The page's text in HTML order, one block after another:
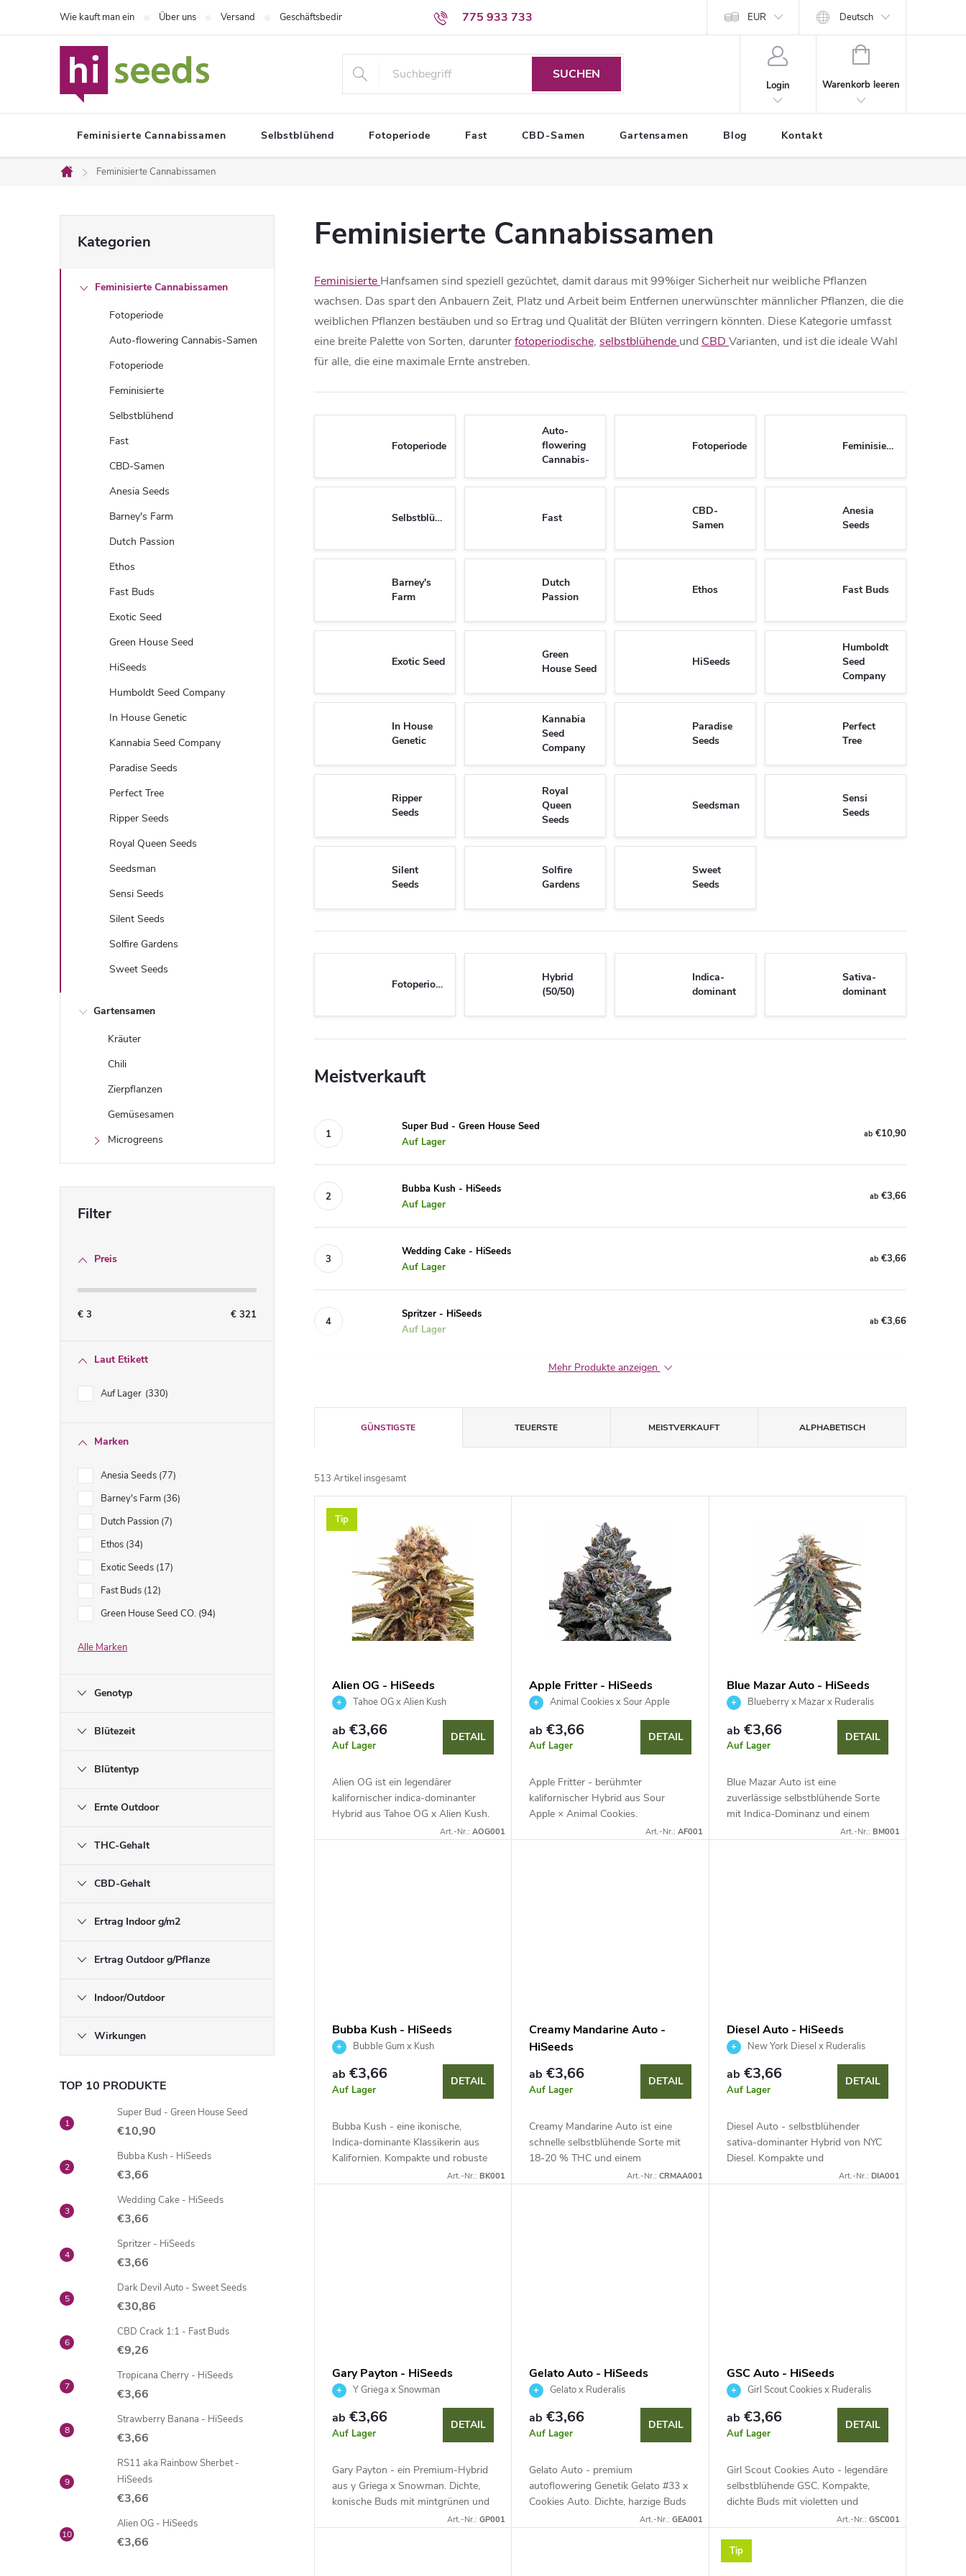
775 933 733
Wie kauft man ein Über uns Versand Geschäftsbedingungen Bedingungen zum Schutz personenbezogener Daten EUR Deutsch
SUCHEN
Login
WARENKORB
Warenkorb leeren
Feminisierte Cannabissamen Selbstblühend Fotoperiode Fast CBD-Samen Gartensamen Blog Kontakt
Startseite
Feminisierte Cannabissamen
e
überspringen
Kategorien
Feminisierte Cannabissamen
Fotoperiode
Auto-flowering Cannabis-Samen
Fotoperiode
Feminisierte
Selbstblühend
Fast
CBD-Samen
Anesia Seeds
Barney's Farm
Dutch Passion
Ethos
Fast Buds
Exotic Seed
Green House Seed
HiSeeds
Humboldt Seed Company
In House Genetic
Kannabia Seed Company
Paradise Seeds
Perfect Tree
Ripper Seeds
Royal Queen Seeds
Seedsman
Sensi Seeds
Silent Seeds
Solfire Gardens
Sweet Seeds
Gartensamen
Kräuter
Chili
Zierpflanzen
Gemüsesamen
Microgreens
Preis
€ 3 € 321
Laut Etikett
Auf Lager 330
Marken
Anesia Seeds 77
Barney's Farm 36
Dutch Passion 7
Ethos 34
Exotic Seeds 17
Fast Buds 12
Green House Seed CO. 94
Alle Marken
Genotyp
Blütezeit
Blütentyp
Ernte Outdoor
THC-Gehalt
CBD-Gehalt
Ertrag Indoor g/m2
Ertrag Outdoor g/Pflanze
Indoor/Outdoor
Wirkungen
TOP 10 PRODUKTE
Super Bud - Green House Seed
€10,90
Bubba Kush - HiSeeds
€3,66
Wedding Cake - HiSeeds
€3,66
Spritzer - HiSeeds
€3,66
Dark Devil Auto - Sweet Seeds
€30,86
CBD Crack 1:1 - Fast Buds
€9,26
Tropicana Cherry - HiSeeds
€3,66
Strawberry Banana - HiSeeds
€3,66
RS11 aka Rainbow Sherbet -
HiSeeds
€3,66
Alien OG - HiSeeds
€3,66
Feminisierte Cannabissamen
Feminisierte Hanfsamen sind speziell gezüchtet, damit daraus mit 99%iger Sicherheit nur weibliche Pflanzen
wachsen. Das spart den Anbauern Zeit, Platz und Arbeit beim Entfernen unerwünschter männlicher Pflanzen, die die
weiblichen Pflanzen bestäuben und so Ertrag und Qualität der Blüten verringern könnten. Diese Kategorie umfasst
eine breite Palette von Sorten, darunterfotoperiodische, selbstblühende und CBD Varianten, und ist die ideale Wahl
für alle, die eine maximale Ernte anstreben.
Fotoperiode
Auto-
flowering
Cannabis-
Samen
Fotoperiode Feminisierte
Selbstblühend Fast
CBD-
Samen
Anesia
Seeds
Barney's
Farm
Dutch
Passion
Ethos Fast Buds
Exotic Seed
Green
House Seed
HiSeeds
Humboldt
Seed
Company
In House
Genetic
Kannabia
Seed
Company
Paradise
Seeds
Perfect
Tree
Ripper
Seeds
Royal
Queen
Seeds
Seedsman
Sensi
Seeds
Silent
Seeds
Solfire
Gardens
Sweet
Seeds
Fotoperiodisch
Hybrid
(50/50)
Indica-
dominant
Sativa-
dominant
Meistverkauft
Super Bud - Green House Seed
Auf Lager
ab €10,90
Bubba Kush - HiSeeds
Auf Lager
ab €3,66
Wedding Cake - HiSeeds
Auf Lager
ab €3,66
Spritzer - HiSeeds
Auf Lager
ab €3,66
Mehr Produkte anzeigen
r
o
d
GÜNSTIGSTE TEUERSTE MEISTVERKAUFT ALPHABETISCH
513 Artikel insgesamt
L
r
Tip
Alien OG - HiSeeds
Tahoe OG x Alien Kush
ab €3,66
Auf Lager
DETAIL
Alien OG ist ein legendärer
kalifornischer indica-dominanter
Hybrid aus Tahoe OG x Alien Kush.
Kompakte, widerstandsfähige
Art.-Nr.:AOG001
Apple Fritter - HiSeeds
Animal Cookies x Sour Apple
ab €3,66
Auf Lager
DETAIL
Apple Fritter - berühmter
kalifornischer Hybrid aus Sour
Apple × Animal Cookies.
Ausgewogene Genetik mit hohem
Art.-Nr.: AF001
Blue Mazar Auto - HiSeeds
Blueberry x Mazar x Ruderalis
ab €3,66
Auf Lager
DETAIL
Blue Mazar Auto ist eine
zuverlässige selbstblühende Sorte
mit Indica-Dominanz und einem
THC-Gehalt von bis zu 23 %. Dank
Art.-Nr.: BM001
Bubba Kush - HiSeeds
Bubble Gum x Kush
ab €3,66
Auf Lager
DETAIL
Bubba Kush - eine ikonische,
Indica-dominante Klassikerin aus
Kalifornien. Kompakte und robuste
Pflanze, dichte harzige Blüten mit
Art.-Nr.:BK001
Creamy Mandarine Auto -
HiSeeds
ab €3,66
Auf Lager
DETAIL
Creamy Mandarine Auto ist eine
schnelle selbstblühende Sorte mit
18-20 % THC und einem
Lebenszyklus von nur 9 Wochen.
Art.-Nr.: CRMAA001
Diesel Auto - HiSeeds
New York Diesel x Ruderalis
ab €3,66
Auf Lager
DETAIL
Diesel Auto - selbstblühender
sativa-dominanter Hybrid von NYC
Diesel. Kompakte und
widerstandsfähige Pflanze mit
Art.-Nr.: DIA001
Gary Payton - HiSeeds
Y Griega x Snowman
ab €3,66
Auf Lager
DETAIL
Gary Payton - ein Premium-Hybrid
aus y Griega x Snowman. Dichte,
konische Buds mit mintgrünen und
violetten Farbtönen, funkelnden
Art.-Nr.:GP001
Gelato Auto - HiSeeds
Gelato x Ruderalis
ab €3,66
Auf Lager
DETAIL
Gelato Auto - premium
autoflowering Genetik Gelato #33 x
Cookies Auto. Dichte, harzige Buds
mit violetten Farbtönen undArt.-Nr.: GEA001
GSC Auto - HiSeeds
Girl Scout Cookies x Ruderalis
ab €3,66
Auf Lager
DETAIL
Girl Scout Cookies Auto - legendäre
selbstblühende GSC. Kompakte,
dichte Buds mit violetten und
orangefarbenen Nuancen. Süßes,
Keksen mit Minze...
Art.-Nr.: GSC001
Tip